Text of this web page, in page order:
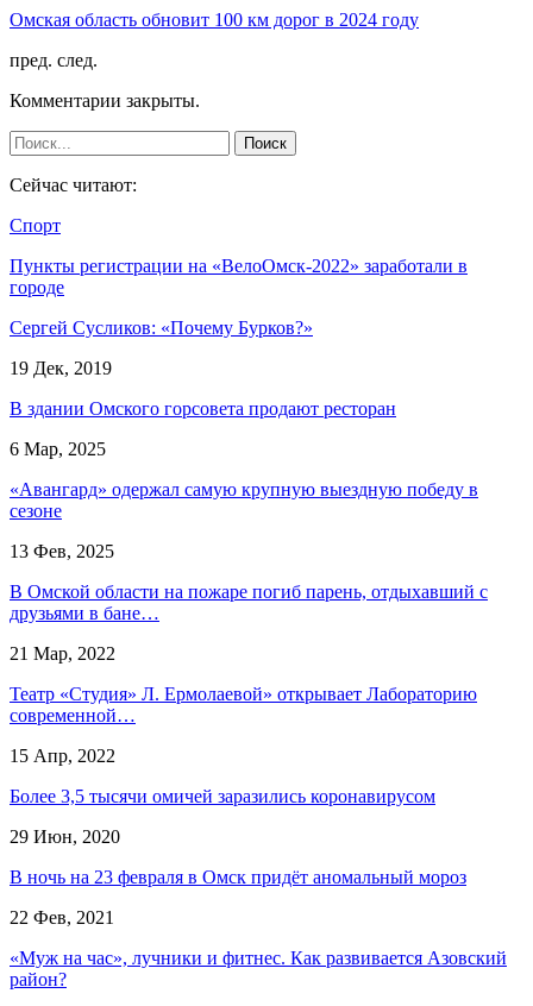
Омская область обновит 100 км дорог в 2024 году
пред. след.
Комментарии закрыты.
Сейчас читают:
Спорт
Пункты регистрации на «ВелоОмск-2022» заработали в
городе
Сергей Сусликов: «Почему Бурков?»
19 Дек, 2019
В здании Омского горсовета продают ресторан
6 Мар, 2025
«Авангард» одержал самую крупную выездную победу в
сезоне
13 Фев, 2025
В Омской области на пожаре погиб парень, отдыхавший с
друзьями в бане…
21 Мар, 2022
Театр «Студия» Л. Ермолаевой» открывает Лабораторию
современной…
15 Апр, 2022
Более 3,5 тысячи омичей заразились коронавирусом
29 Июн, 2020
В ночь на 23 февраля в Омск придёт аномальный мороз
22 Фев, 2021
«Муж на час», лучники и фитнес. Как развивается Азовский
район?